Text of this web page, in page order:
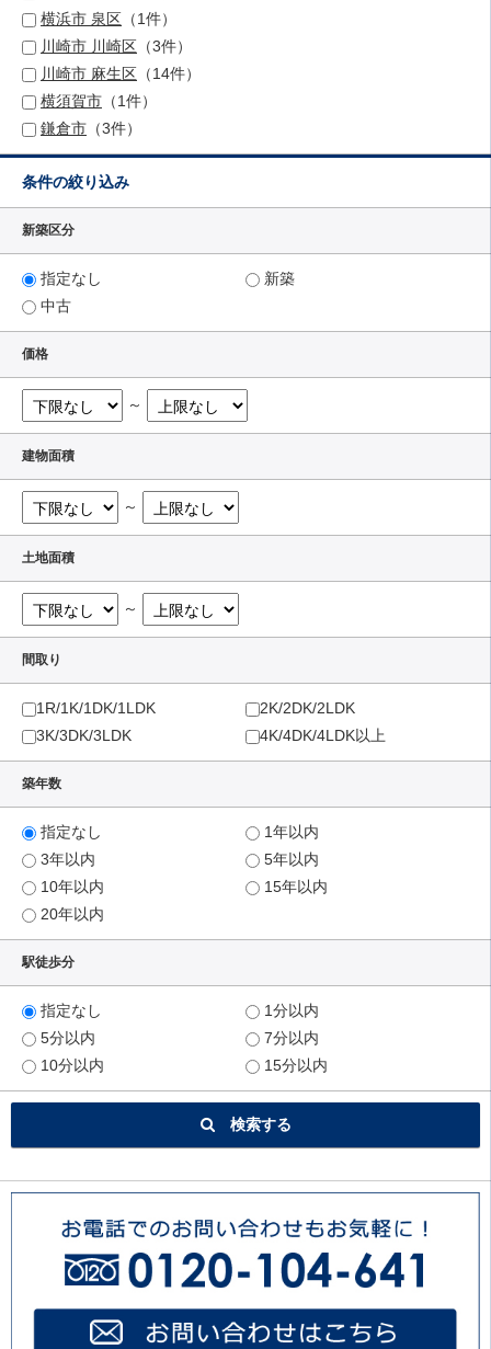
横浜市 泉区 （1件）
川崎市 川崎区 （3件）
川崎市 麻生区 （14件）
横須賀市 （1件）
鎌倉市 （3件）
条件の絞り込み
新築区分
指定なし
新築
中古
価格
～
建物面積
～
土地面積
～
間取り
1R/1K/1DK/1LDK
2K/2DK/2LDK
3K/3DK/3LDK
4K/4DK/4LDK以上
築年数
指定なし
1年以内
3年以内
5年以内
10年以内
15年以内
20年以内
駅徒歩分
指定なし
1分以内
5分以内
7分以内
10分以内
15分以内
検索する